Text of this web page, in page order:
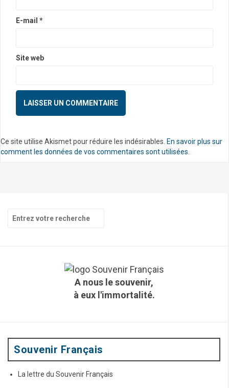
c
e
E-mail *
Site web
Ce site utilise Akismet pour réduire les indésirables. En savoir plus sur
comment les données de vos commentaires sont utilisées
r
A nous le souvenir,
à eux l'immortalité.
Souvenir Français
La lettre du Souvenir Français